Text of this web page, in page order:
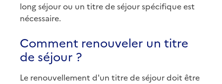
long séjour ou un titre de séjour spécifique est
nécessaire.
Comment renouveler un titre
de séjour ?
Le renouvellement d'un titre de séjour doit être